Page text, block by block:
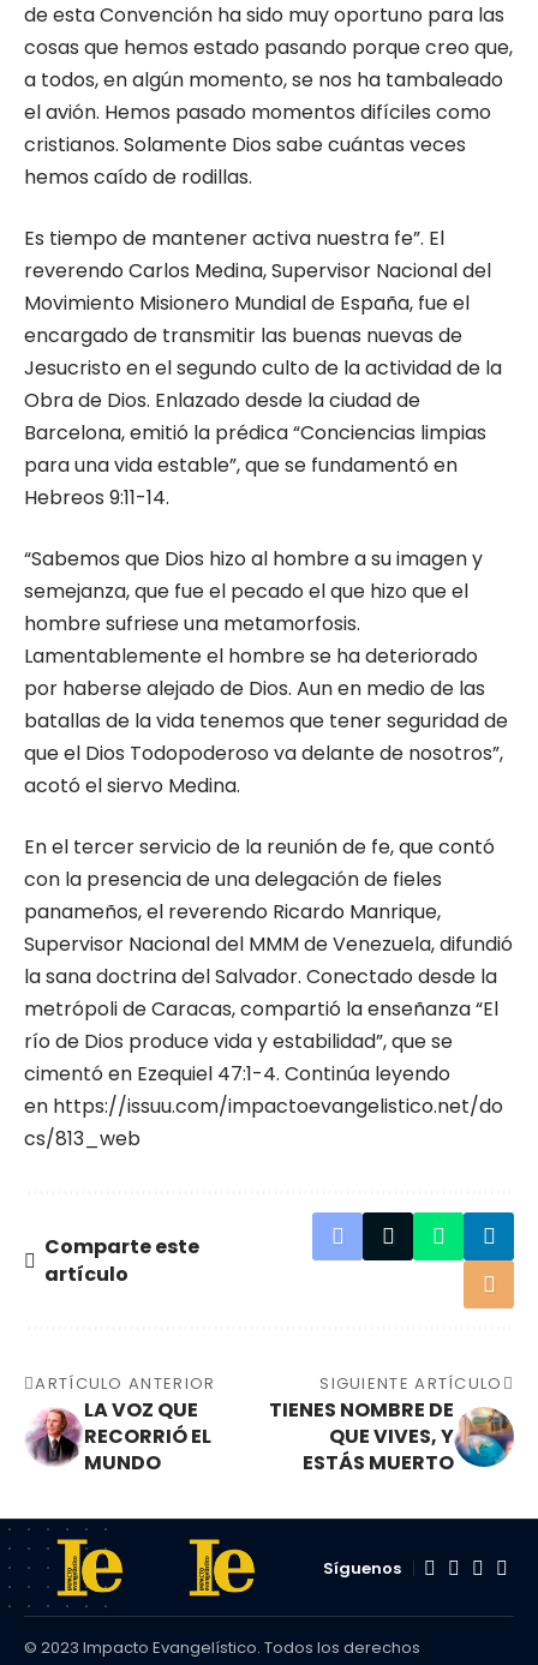
de esta Convención ha sido muy oportuno para las
cosas que hemos estado pasando porque creo que,
a todos, en algún momento, se nos ha tambaleado
el avión. Hemos pasado momentos difíciles como
cristianos. Solamente Dios sabe cuántas veces
hemos caído de rodillas.
Es tiempo de mantener activa nuestra fe”. El
reverendo Carlos Medina, Supervisor Nacional del
Movimiento Misionero Mundial de España, fue el
encargado de transmitir las buenas nuevas de
Jesucristo en el segundo culto de la actividad de la
Obra de Dios. Enlazado desde la ciudad de
Barcelona, emitió la prédica “Conciencias limpias
para una vida estable”, que se fundamentó en
Hebreos 9:11-14.
“Sabemos que Dios hizo al hombre a su imagen y
semejanza, que fue el pecado el que hizo que el
hombre sufriese una metamorfosis.
Lamentablemente el hombre se ha deteriorado
por haberse alejado de Dios. Aun en medio de las
batallas de la vida tenemos que tener seguridad de
que el Dios Todopoderoso va delante de nosotros”,
acotó el siervo Medina.
En el tercer servicio de la reunión de fe, que contó
con la presencia de una delegación de fieles
panameños, el reverendo Ricardo Manrique,
Supervisor Nacional del MMM de Venezuela, difundió
la sana doctrina del Salvador. Conectado desde la
metrópoli de Caracas, compartió la enseñanza “El
río de Dios produce vida y estabilidad”, que se
cimentó en Ezequiel 47:1-4. Continúa leyendo
en https://issuu.com/impactoevangelistico.net/do
cs/813_web
Comparte este
artículo
ARTÍCULO ANTERIOR
LA VOZ QUE
RECORRIÓ EL
MUNDO
SIGUIENTE ARTÍCULO
TIENES NOMBRE DE
QUE VIVES, Y
ESTÁS MUERTO
Síguenos
© 2023 Impacto Evangelístico. Todos los derechos